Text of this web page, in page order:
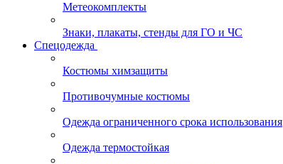
Метеокомплекты
Знаки, плакаты, стенды для ГО и ЧС
Спецодежда
Костюмы химзащиты
Противочумные костюмы
Одежда ограниченного срока использования
Одежда термостойкая